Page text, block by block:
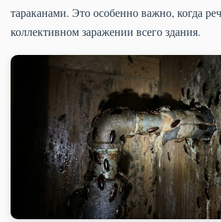
тараканами. Это особенно важно, когда
коллективном заражении всего здания.